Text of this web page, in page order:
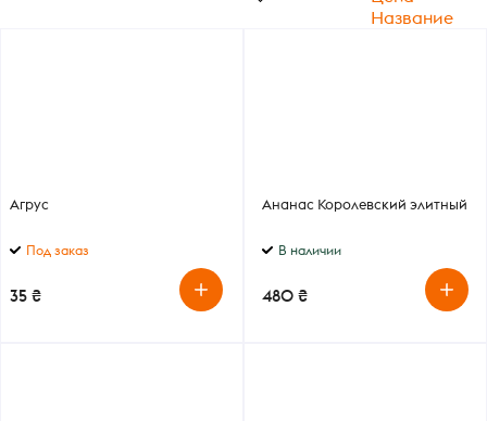
Название
Агрус
Под заказ
35 ₴
Ананас Королевский элитный
В наличии
480 ₴